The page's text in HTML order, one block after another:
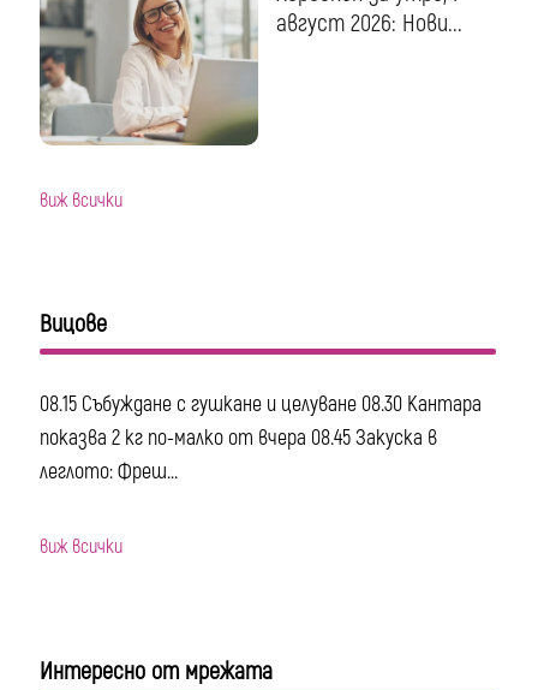
август 2026: Нови...
виж всички
Вицове
08.15 Събуждане с гушкане и целуване 08.30 Кантара
показва 2 кг по-малко от вчера 08.45 Закуска в
леглото: Фреш...
виж всички
Интересно от мрежата